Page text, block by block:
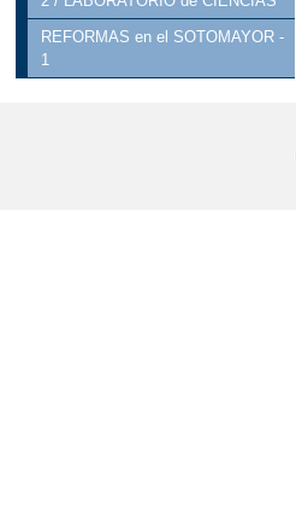
REFORMAS en el SOTOMAYOR -
1